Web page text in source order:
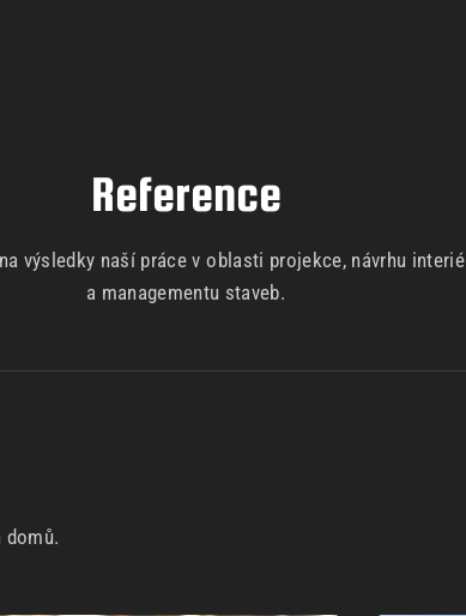
Reference
výsledky naší práce v oblasti projekce, návrhu
a managementu staveb.
domů.